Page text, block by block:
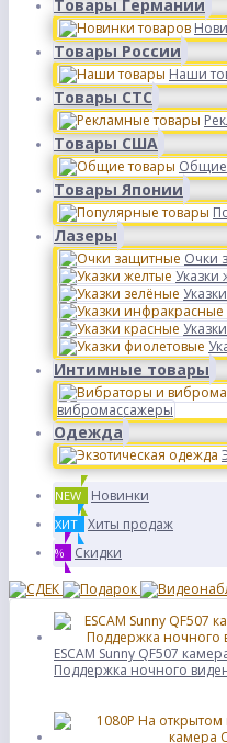
Товары Германии
Товары России
Наши
Товары СТС
Товары США
Общие
Товары Японии
Лазеры
Очки
Указки
Интимные товары
вибромассажеры
Одежда
NEW Новинки
ХИТ Хиты продаж
% Скидки
ESCAM Sunny QF507
Поддержка ночного